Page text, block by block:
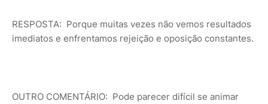
RESPOSTA: Porque muitas vezes não vemos resultados
imediatos e enfrentamos rejeição e oposição constantes.
OUTRO COMENTÁRIO: Pode parecer difícil se animar